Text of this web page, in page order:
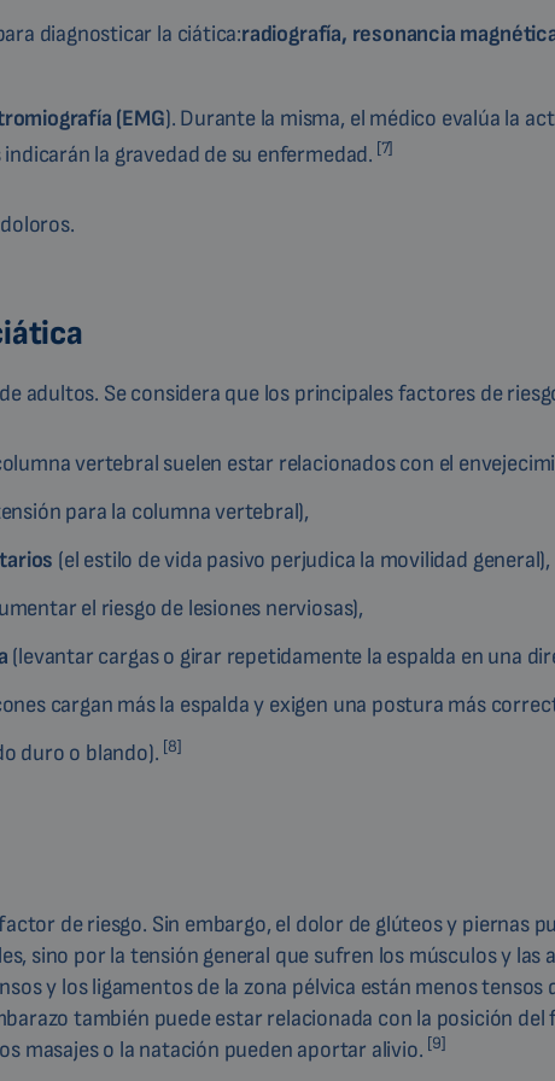
diagnosticar la ciática:radiografía, resonancia
(EMG). Durante la misma, el médico evalúa la
la gravedad de su enfermedad. [7]
adultos. Se considera que los principales factores de
vertebral suelen estar relacionados con el
para la columna vertebral),
(el estilo de vida pasivo perjudica la movilidad general),
el riesgo de lesiones nerviosas),
(levantar cargas o girar repetidamente la espalda en una
cargan más la espalda y exigen una postura más
duro o blando). [8]
de riesgo. Sin embargo, el dolor de glúteos y piernas
sino por la tensión general que sufren los músculos y las
y los ligamentos de la zona pélvica están menos tensos
también puede estar relacionada con la posición
masajes o la natación pueden aportar alivio. [9]